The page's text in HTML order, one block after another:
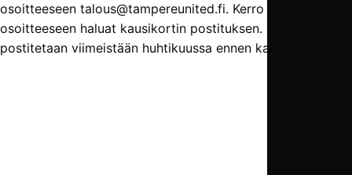
osoitteeseen talous@tampereunited.fi. Kerro samalla, mihin
osoitteeseen haluat kausikortin postituksen. Kausikortit
postitetaan viimeistään huhtikuussa ennen kauden alkua.